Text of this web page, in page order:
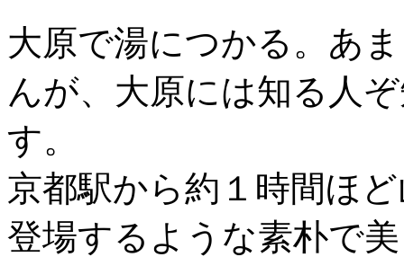
大原で湯につかる。あ
んが、大原には知る人
す。
京都駅から約１時間ほ
登場するような素朴で